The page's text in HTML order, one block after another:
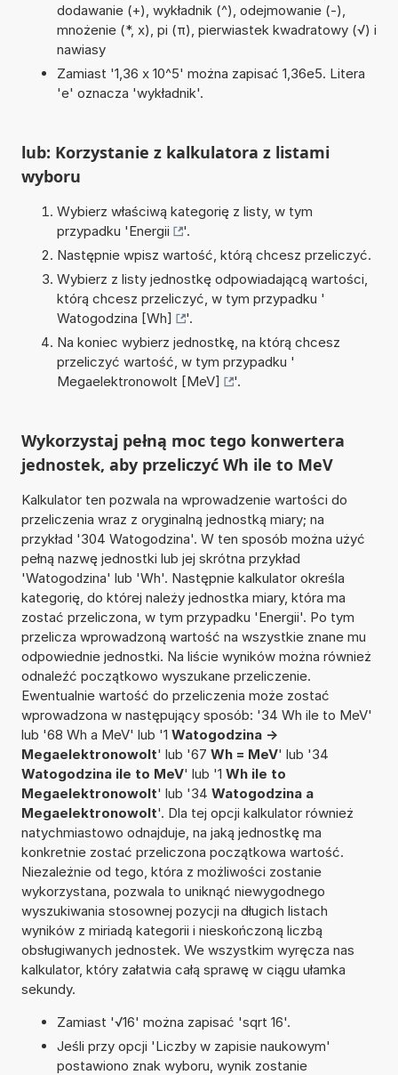
dodawanie (+), wykładnik (^), odejmowanie (-),
mnożenie (*, x), pi (π), pierwiastek kwadratowy (√) i
nawiasy
Zamiast '1,36 x 10^5' można zapisać 1,36e5. Litera
'e' oznacza 'wykładnik'.
lub: Korzystanie z kalkulatora z listami
wyboru
Wybierz właściwą kategorię z listy, w tym
przypadku 'Energii
'.
Następnie wpisz wartość, którą chcesz przeliczyć.
Wybierz z listy jednostkę odpowiadającą wartości,
którą chcesz przeliczyć, w tym przypadku '
Watogodzina [Wh]
'.
Na koniec wybierz jednostkę, na którą chcesz
przeliczyć wartość, w tym przypadku '
Megaelektronowolt [MeV]
'.
Wykorzystaj pełną moc tego konwertera
jednostek, aby przeliczyć Wh ile to MeV
Kalkulator ten pozwala na wprowadzenie wartości do
przeliczenia wraz z oryginalną jednostką miary; na
przykład '304 Watogodzina'. W ten sposób można użyć
pełną nazwę jednostki lub jej skrótna przykład
'Watogodzina' lub 'Wh'. Następnie kalkulator określa
kategorię, do której należy jednostka miary, która ma
zostać przeliczona, w tym przypadku 'Energii'. Po tym
przelicza wprowadzoną wartość na wszystkie znane mu
odpowiednie jednostki. Na liście wyników można również
odnaleźć początkowo wyszukane przeliczenie.
Ewentualnie wartość do przeliczenia może zostać
wprowadzona w następujący sposób: '34 Wh ile to MeV'
lub '68 Wh a MeV' lub '1 Watogodzina ->
Megaelektronowolt' lub '67 Wh = MeV' lub '34
Watogodzina ile to MeV' lub '1 Wh ile to
Megaelektronowolt' lub '34 Watogodzina a
Megaelektronowolt'. Dla tej opcji kalkulator również
natychmiastowo odnajduje, na jaką jednostkę ma
konkretnie zostać przeliczona początkowa wartość.
Niezależnie od tego, która z możliwości zostanie
wykorzystana, pozwala to uniknąć niewygodnego
wyszukiwania stosownej pozycji na długich listach
wyników z miriadą kategorii i nieskończoną liczbą
obsługiwanych jednostek. We wszystkim wyręcza nas
kalkulator, który załatwia całą sprawę w ciągu ułamka
sekundy.
Zamiast '√16' można zapisać 'sqrt 16'.
Jeśli przy opcji 'Liczby w zapisie naukowym'
postawiono znak wyboru, wynik zostanie